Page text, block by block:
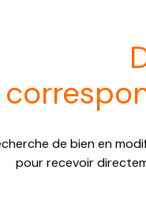
de bien en
pour recevoir